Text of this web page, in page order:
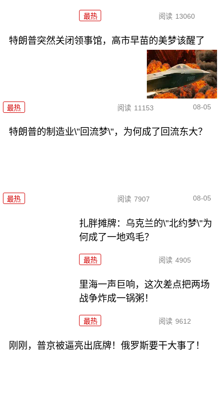
最热 阅读 13060
特朗普突然关闭领事馆，高市早苗的美梦该醒了
最热 阅读 11153 08-05
特朗普的制造业\"回流梦\"，为何成了回流东大？
最热 阅读 7907 08-05
扎胖摊牌：乌克兰的\"北约梦\"为
何成了一地鸡毛？
最热 阅读 4905
里海一声巨响，这次差点把两场
战争炸成一锅粥！
最热 阅读 9612
刚刚，普京被逼亮出底牌！俄罗斯要干大事了！